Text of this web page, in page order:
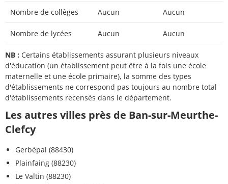
Nombre de collèges Aucun Aucun
Nombre de lycées Aucun Aucun
NB : Certains établissements assurant plusieurs niveaux
d'éducation (un établissement peut être à la fois une école
maternelle et une école primaire), la somme des types
d'établissements ne correspond pas toujours au nombre total
d'établissements recensés dans le département.
Les autres villes près de Ban-sur-Meurthe-
Clefcy
Gerbépal (88430)
Plainfaing (88230)
Le Valtin (88230)